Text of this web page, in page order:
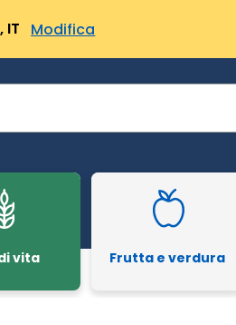
IT Modifica
vita Frutta e verdura